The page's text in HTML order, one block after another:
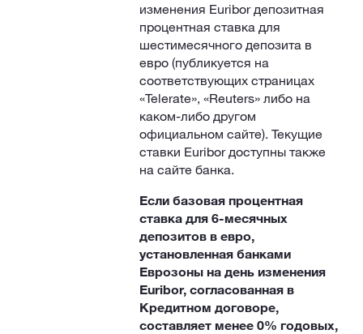
изменения Euribor депозитная
процентная ставка для
шестимесячного депозита в
евро (публикуется на
соответствующих страницах
«Telerate», «Reuters» либо на
каком-либо другом
официальном сайте). Текущие
ставки Euribor доступны также
на сайте банка.
Если базовая процентная
ставка для 6-месячных
депозитов в евро,
установленная банками
Еврозоны на день изменения
Euribor, согласованная в
Кредитном договоре,
составляет менее 0% годовых,